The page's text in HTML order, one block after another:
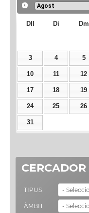
Dll Di Dm
3 4 5
10 11 12
17 18 19
24 25 26
31
CERCADOR
TIPUS
ÀMBIT